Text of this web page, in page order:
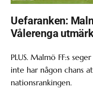
Uefaranken:
Vålerenga
PLUS. Malmö FF:s
inte har någon chans
nationsrankingen.